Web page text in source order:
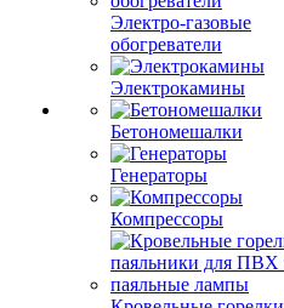
Электро-газовые
обогреватели
Электрокамины
Бетономешалки
Генераторы
Компрессоры